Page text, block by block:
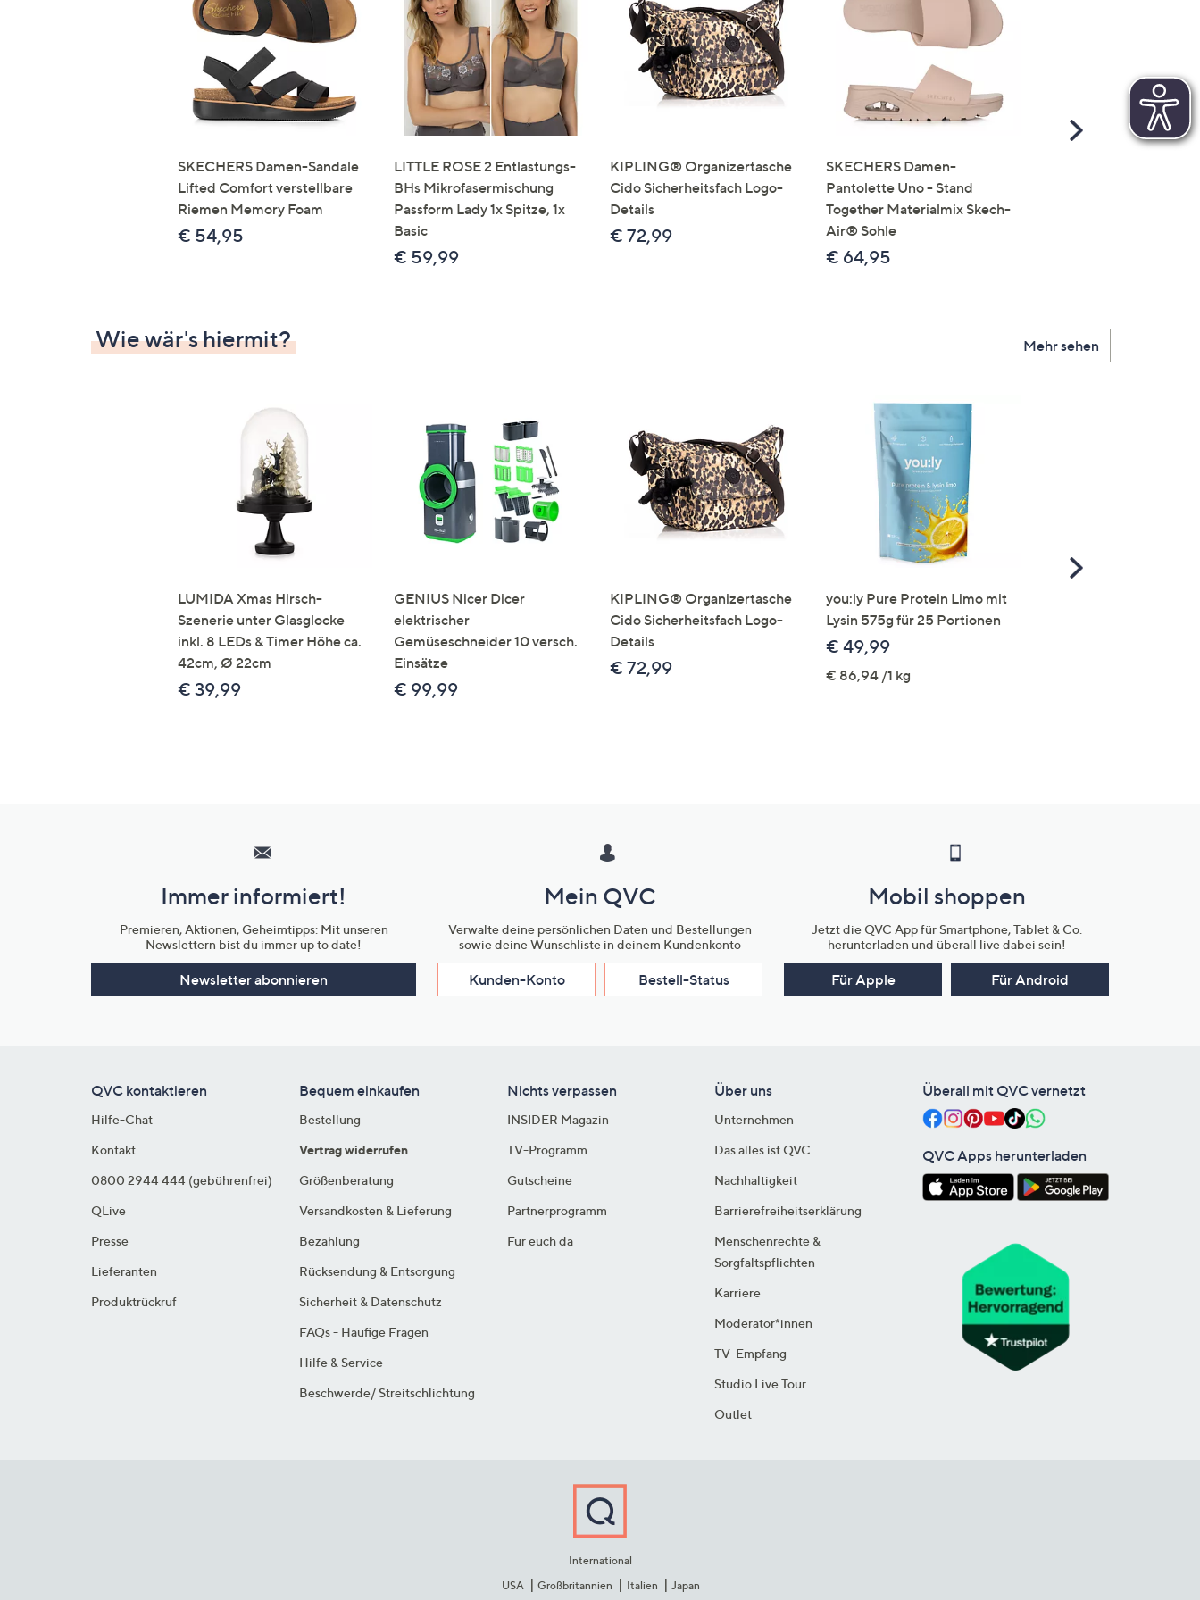
Touch-
Geräten
nach
links
bzw.
rechts,
um
diese
anzuzeigen.
SKECHERS Damen-Sandale
Lifted Comfort verstellbare
Riemen Memory Foam
€ 54,95
LITTLE ROSE 2 Entlastungs-
BHs Mikrofasermischung
Passform Lady 1x Spitze, 1x
Basic
€ 59,99
KIPLING® Organizertasche
Cido Sicherheitsfach Logo-
Details
€ 72,99
SKECHERS Damen-
Pantolette Uno - Stand
Together Materialmix Skech-
Air® Sohle
€ 64,95
Scroll
Wie wär's hiermit? Mehr sehen
LUMIDA Xmas Hirsch-
Szenerie unter Glasglocke
inkl. 8 LEDs & Timer Höhe ca.
42cm, Ø 22cm
€ 39,99
GENIUS Nicer Dicer
elektrischer
Gemüseschneider 10 versch.
Einsätze
€ 99,99
KIPLING® Organizertasche
Cido Sicherheitsfach Logo-
Details
€ 72,99
you:ly Pure Protein Limo mit
Lysin 575g für 25 Portionen
€ 49,99
€ 86,94 /1 kg
Scroll
Unternehmensinformationen
Immer informiert!
Premieren, Aktionen, Geheimtipps: Mit unseren
Newslettern bist du immer up to date!
Newsletter abonnieren
Mein QVC
Verwalte deine persönlichen Daten und Bestellungen
sowie deine Wunschliste in deinem Kundenkonto
Kunden-Konto Bestell-Status
Mobil shoppen
Jetzt die QVC App für Smartphone, Tablet & Co.
herunterladen und überall live dabei sein!
Für Apple Für Android
QVC kontaktieren
Hilfe-Chat
Kontakt
0800 2944 444 (gebührenfrei)
QLive
Presse
Lieferanten
Produktrückruf
Bequem einkaufen
Bestellung
Vertrag widerrufen
Größenberatung
Versandkosten & Lieferung
Bezahlung
Rücksendung & Entsorgung
Sicherheit & Datenschutz
FAQs - Häufige Fragen
Hilfe & Service
Beschwerde/ Streitschlichtung
Nichts verpassen
INSIDER Magazin
TV-Programm
Gutscheine
Partnerprogramm
Für euch da
Über uns
Unternehmen
Das alles ist QVC
Nachhaltigkeit
Barrierefreiheitserklärung
Menschenrechte &
Sorgfaltspflichten
Karriere
Moderator*innen
TV-Empfang
Studio Live Tour
Outlet
Überall mit QVC vernetzt
QVC Apps herunterladen
International
USA
Großbritannien Italien Japan